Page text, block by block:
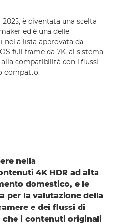
2025, è diventata una scelta
ed è una delle
nella lista approvata da
full frame da 7K, al sistema
alla compatibilità con i flussi
compatto.
nella
4K HDR ad alta
domestico, e le
per la valutazione della
e dei flussi di
che i contenuti originali